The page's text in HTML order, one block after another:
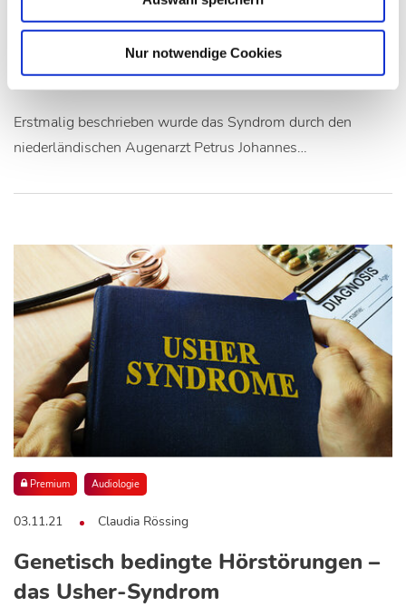
Nur notwendige Cookies
Genetisch bedingte Hörstörungen –
das Waardenburg-Syndrom
Audiologie
Erstmalig beschrieben wurde das Syndrom durch den
niederländischen Augenarzt Petrus Johannes…
Premium Audiologie
03.11.21 Claudia Rössing
Genetisch bedingte Hörstörungen –
das Usher-Syndrom